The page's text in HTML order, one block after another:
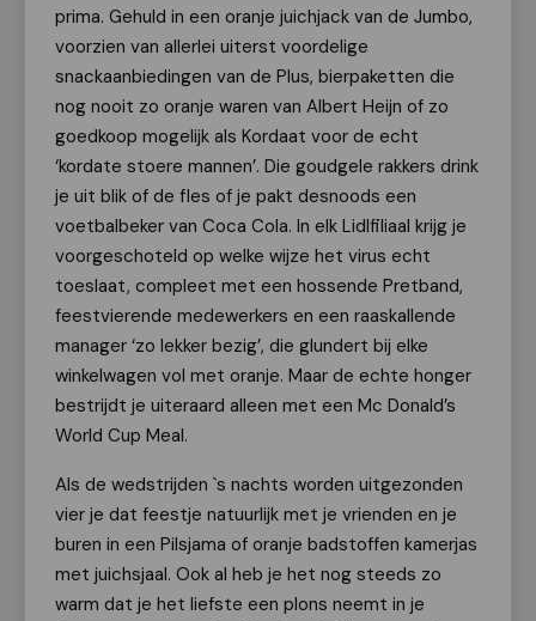
prima. Gehuld in een oranje juichjack van de Jumbo,
voorzien van allerlei uiterst voordelige
snackaanbiedingen van de Plus, bierpaketten die
nog nooit zo oranje waren van Albert Heijn of zo
goedkoop mogelijk als Kordaat voor de echt
‘kordate stoere mannen’. Die goudgele rakkers drink
je uit blik of de fles of je pakt desnoods een
voetbalbeker van Coca Cola. In elk Lidlfiliaal krijg je
voorgeschoteld op welke wijze het virus echt
toeslaat, compleet met een hossende Pretband,
feestvierende medewerkers en een raaskallende
manager ‘zo lekker bezig’, die glundert bij elke
winkelwagen vol met oranje. Maar de echte honger
bestrijdt je uiteraard alleen met een Mc Donald’s
World Cup Meal.
Als de wedstrijden `s nachts worden uitgezonden
vier je dat feestje natuurlijk met je vrienden en je
buren in een Pilsjama of oranje badstoffen kamerjas
met juichsjaal. Ook al heb je het nog steeds zo
warm dat je het liefste een plons neemt in je